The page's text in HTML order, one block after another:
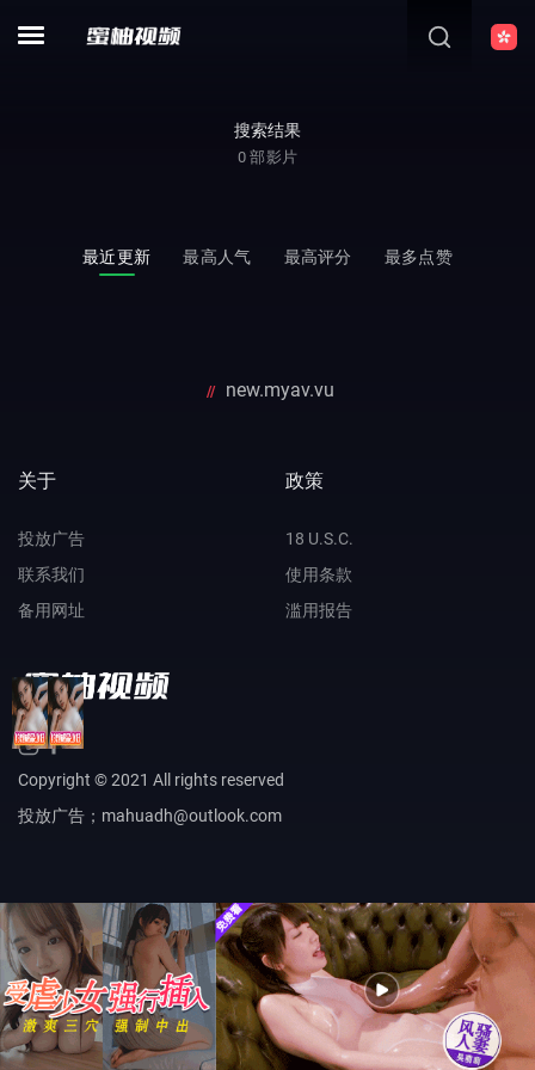
搜索结果
0 部影片
最近更新 最高人气 最高评分 最多点赞
// new.myav.vu
Copyright © 2021 All rights reserved
投放广告；mahuadh@outlook.com
关于
投放广告
联系我们
备用网址
政策
18 U.S.C.
使用条款
滥用报告